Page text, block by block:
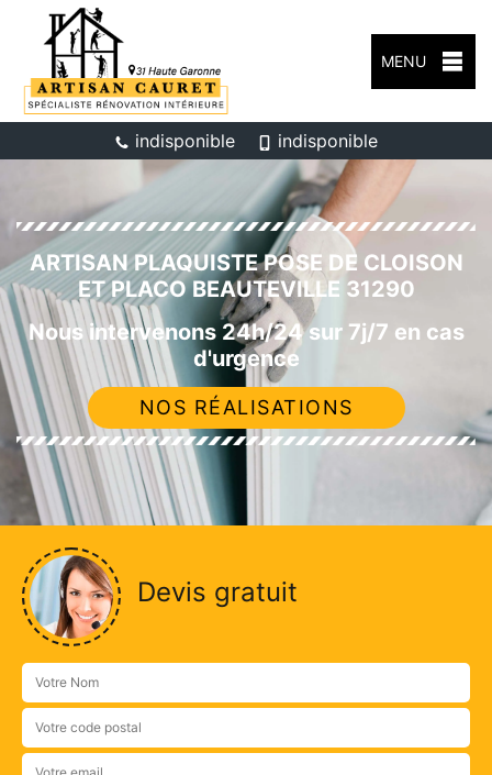
MENU
indisponible indisponible
ARTISAN PLAQUISTE POSE DE CLOISON
ET PLACO BEAUTEVILLE 31290
Nous intervenons 24h/24 sur 7j/7 en cas
d'urgence
NOS RÉALISATIONS
Devis gratuit